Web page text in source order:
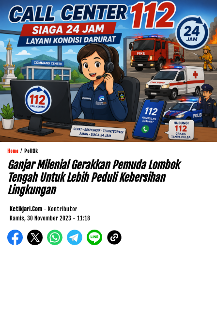
Home / Politik
Ganjar Milenial Gerakkan Pemuda Lombok
Tengah Untuk Lebih Peduli Kebersihan
Lingkungan
Ketikjari.com - Kontributor
Kamis, 30 November 2023 - 11:18